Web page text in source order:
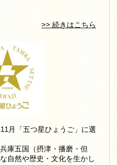
>> 続きはこちら
月「五つ星ひょうご」に選
庫五国（摂津・播磨・但
自然や歴史・文化を生かし